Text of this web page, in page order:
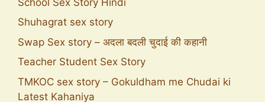
Shuhagrat sex story
Swap Sex story – अदला बदली चुदाई की कहानी
Teacher Student Sex Story
TMKOC sex story – Gokuldham me Chudai ki
Latest Kahaniya